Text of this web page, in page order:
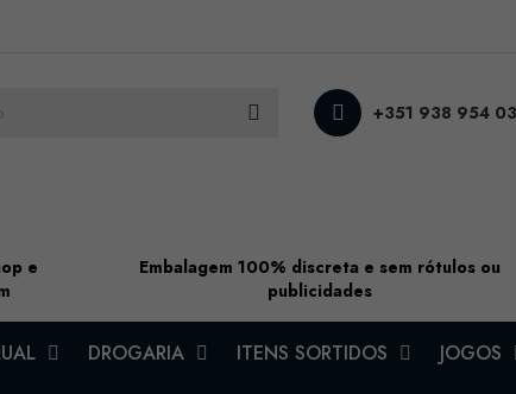
+351 938 954
e
Embalagem 100% discreta e sem rótulos ou
publicidades
DROGARIA ITENS SORTIDOS JOGOS